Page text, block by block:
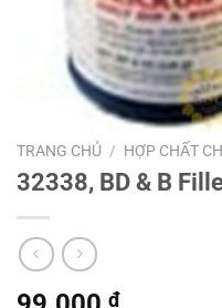
TRANG CHỦ / HỢP CHẤT
32338, BD & B
₫